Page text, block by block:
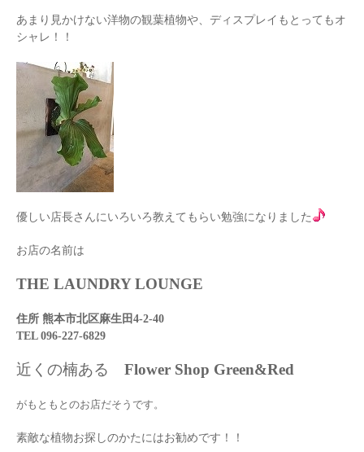
あまり見かけない洋物の観葉植物や、ディスプレイもとってもオ
シャレ！！
優しい店長さんにいろいろ教えてもらい勉強になりました
お店の名前は
THE LAUNDRY LOUNGE
住所 熊本市北区麻生田4-2-40
TEL 096-227-6829
近くの楠ある Flower Shop Green&Red
がもともとのお店だそうです。
素敵な植物お探しのかたにはお勧めです！！